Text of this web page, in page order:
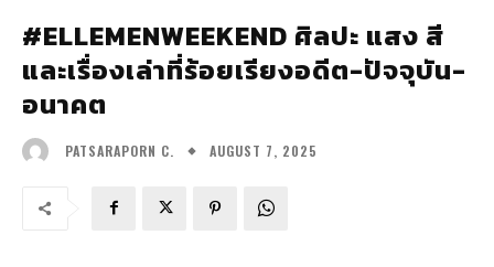
#ELLEMENWEEKEND ศิลปะ แสง สี
และเรื่องเล่าที่ร้อยเรียงอดีต-ปัจจุบัน-
อนาคต
PATSARAPORN C. AUGUST 7, 2025